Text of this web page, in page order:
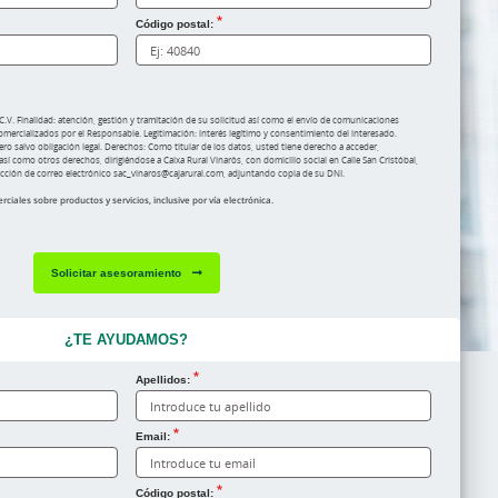
Código postal:
Finalidad: atención, gestión y tramitación desu solicitud así como el envío de comunicaciones
por el Responsable. Legitimación: interéslegítimo y consentimiento del interesado.
salvo obligación legal. Derechos: Como titular de losdatos, usted tiene derecho a acceder,
como otros derechos, dirigiéndose a Caixa Rural Vinaròs, con domiciliosocial en Calle San Cristóbal,
de correo electrónico sac_vinaros@cajarural.com, adjuntando copia de su DNI.
sobre productos y servicios, inclusive por vía electrónica.
Solicitar asesoramiento
¿TE AYUDAMOS?
Apellidos:
Email:
Código postal:
tu negocio